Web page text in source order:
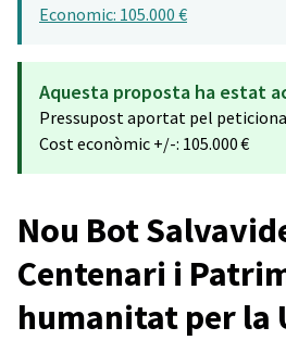
Economic: 105.000 €
Aquesta proposta ha estat
Pressupost aportat pel
Cost econòmic +/-: 105.000 €
Nou Bot
Centenari i
humanitat per la